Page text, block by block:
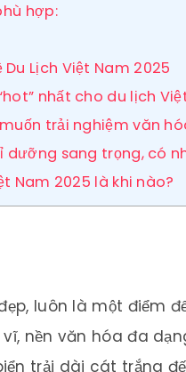
hợp:
Du Lịch Việt Nam 2025
nhất cho du lịch
trải nghiệm văn
sang trọng, có
Nam 2025 là khi nào?
luôn là một điểm
nền văn hóa đa
trải dài cát trắng